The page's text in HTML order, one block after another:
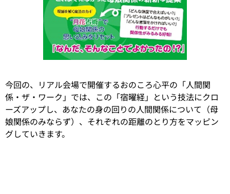
今回の、リアル会場で開催するおのころ心平の「人間関
係・ザ・ワーク」では、この「宿曜経」という技法にクロ
ーズアップし、あなたの身の回りの人間関係について（母
娘関係のみならず）、それぞれの距離のとり方をマッピン
グしていきます。